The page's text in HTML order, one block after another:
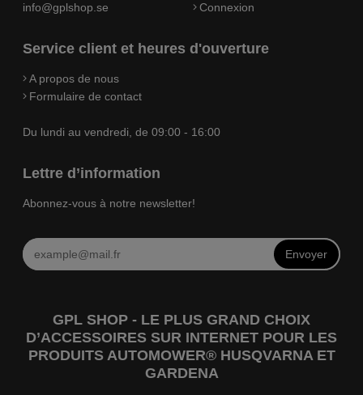
info@gplshop.se
Connexion
Service client et heures d'ouverture
A propos de nous
Formulaire de contact
Du lundi au vendredi, de 09:00 - 16:00
Lettre d’information
Abonnez-vous à notre newsletter!
Envoyer
GPL SHOP - LE PLUS GRAND CHOIX
D’ACCESSOIRES SUR INTERNET POUR LES
PRODUITS AUTOMOWER® HUSQVARNA ET
GARDENA